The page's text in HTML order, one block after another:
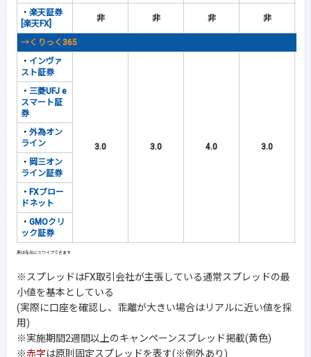
・ 楽天証券
[楽天FX]
非 非 非 非
→くりっく365
・ インヴァ
スト証券
3.0 3.0 4.0 3.0
・ 三菱UFJ e
スマート証
券
・ 外為オン
ライン
・ 岡三オン
ライン証券
・ FXブロー
ドネット
・ GMOクリ
ック証券
※スプレッドはFX取引会社が主張している通常スプレッドの最
小値を基本としている
(実際に口座を確認し、乖離が大きい場合はリアルに近い値を採
用)
※実施期間2週間以上のキャンペーンスプレッド掲載(黄色)
※赤字は原則固定スプレッドを表す(※例外あり)